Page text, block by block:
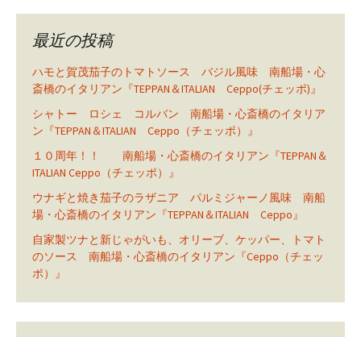
最近の投稿
ハモと賀茂茄子のトマトソース バジル風味 南船場・心
斎橋のイタリアン『TEPPAN＆ITALIAN Ceppo(チェッポ)』
シャトー ロシェ コルバン 南船場・心斎橋のイタリア
ン『TEPPAN＆ITALIAN Ceppo（チェッポ）』
１０周年！！ 南船場・心斎橋のイタリアン『TEPPAN＆
ITALIAN Ceppo（チェッポ）』
ウナギと焼き茄子のラザニア パルミジャーノ風味 南船
場・心斎橋のイタリアン『TEPPAN＆ITALIAN Ceppo』
自家製ツナと新じゃがいも、オリーブ、ケッパー、トマト
のソース 南船場・心斎橋のイタリアン『Ceppo（チェッ
ポ）』